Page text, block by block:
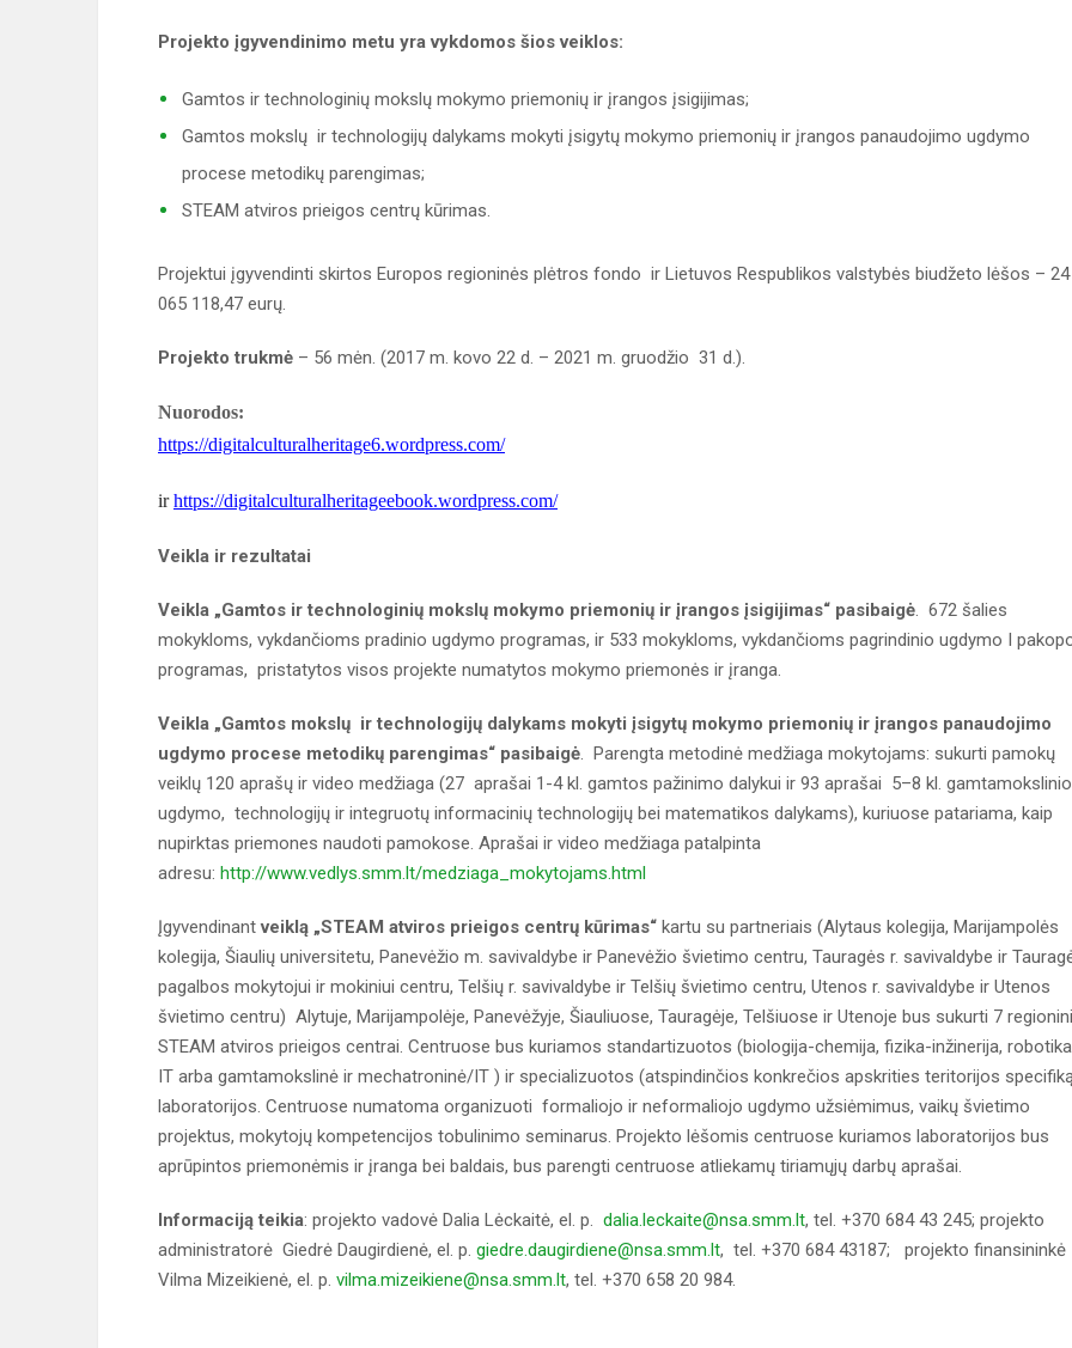
Projekto įgyvendinimo metu yra vykdomos šios veiklos:
Gamtos ir technologinių mokslų mokymo priemonių ir įrangos įsigijimas;
Gamtos mokslų ir technologijų dalykams mokyti įsigytų mokymo priemonių ir įrangos panaudojimo ugdymo
procese metodikų parengimas;
STEAM atviros prieigos centrų kūrimas.
Projektui įgyvendinti skirtos Europos regioninės plėtros fondo ir Lietuvos Respublikos valstybės biudžeto lėšos – 24
065 118,47 eurų.
Projekto trukmė – 56 mėn. (2017 m. kovo 22 d. – 2021 m. gruodžio 31 d.).
Nuorodos:
https://digitalculturalheritage6.wordpress.com/
irhttps://digitalculturalheritageebook.wordpress.com/
Veikla ir rezultatai
Veikla „Gamtos ir technologinių mokslų mokymo priemonių ir įrangos įsigijimas“ pasibaigė. 672 šalies
mokykloms, vykdančioms pradinio ugdymo programas, ir 533 mokykloms, vykdančioms pagrindinio ugdymo I
programas, pristatytos visos projekte numatytos mokymo priemonės ir įranga.
Veikla „Gamtos mokslų ir technologijų dalykams mokyti įsigytų mokymo priemonių ir įrangos panaudojimo
ugdymo procese metodikų parengimas“ pasibaigė. Parengta metodinė medžiaga mokytojams: sukurti pamokų
veiklų 120 aprašų ir video medžiaga (27 aprašai 1-4 kl. gamtos pažinimo dalykui ir 93 aprašai 5–8 kl. gamtamokslinio
ugdymo, technologijų ir integruotų informacinių technologijų bei matematikos dalykams), kuriuose patariama, kaip
nupirktas priemones naudoti pamokose. Aprašai ir video medžiaga patalpinta
adresu: http://www.vedlys.smm.lt/medziaga_mokytojams.html
Įgyvendinantveiklą „STEAM atviros prieigos centrų kūrimas“ kartu su partneriais (Alytaus kolegija, Marijampolės
kolegija, Šiaulių universitetu, Panevėžio m. savivaldybe ir Panevėžio švietimo centru, Tauragės r. savivaldybe ir
pagalbos mokytojui ir mokiniui centru, Telšių r. savivaldybe ir Telšių švietimo centru, Utenos r. savivaldybe ir Utenos
švietimo centru) Alytuje, Marijampolėje, Panevėžyje, Šiauliuose, Tauragėje, Telšiuose ir Utenoje bus sukurti 7
STEAM atviros prieigos centrai. Centruose bus kuriamos standartizuotos (biologija-chemija, fizika-inžinerija,
IT arba gamtamokslinė ir mechatroninė/IT ) ir specializuotos (atspindinčios konkrečios apskrities teritorijos
laboratorijos. Centruose numatoma organizuoti formaliojo ir neformaliojo ugdymo užsiėmimus, vaikų švietimo
projektus, mokytojų kompetencijos tobulinimo seminarus. Projekto lėšomis centruose kuriamos laboratorijos bus
aprūpintos priemonėmis ir įranga bei baldais, bus parengti centruose atliekamų tiriamųjų darbų aprašai.
Informaciją teikia: projekto vadovė Dalia Lėckaitė, el. p. dalia.leckaite@nsa.smm.lt, tel. +370 684 43 245; projekto
administratorė Giedrė Daugirdienė, el. p. giedre.daugirdiene@nsa.smm.lt, tel. +370 684 43187; projekto finansininkė
Vilma Mizeikienė, el. p. vilma.mizeikiene@nsa.smm.lt, tel. +370 658 20 984.